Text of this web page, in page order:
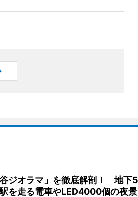
ジオラマ」を徹底解剖！ 地下
を走る電車やLED4000個の夜